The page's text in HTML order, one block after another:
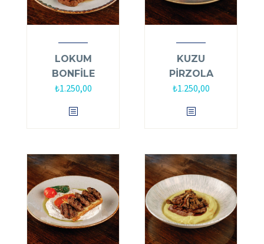
LOKUM
BONFİLE
₺1.250,00
KUZU
PİRZOLA
₺1.250,00